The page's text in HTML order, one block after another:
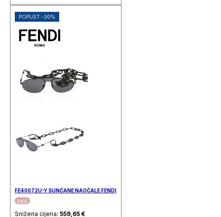
POPUST -30%
FE40072U-Y SUNČANE NAOČALE FENDI
trend
Snižena cijena: 559,65 €